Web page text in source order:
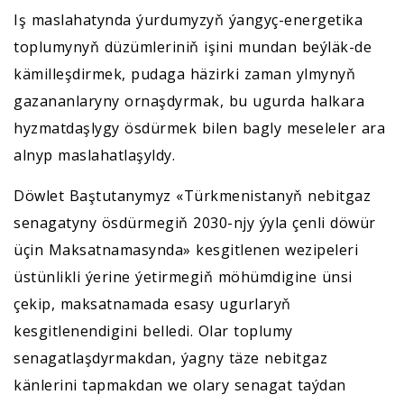
Iş maslahatynda ýurdumyzyň ýangyç-energetika
toplumynyň düzümleriniň işini mundan beýläk-de
kämilleşdirmek, pudaga häzirki zaman ylmynyň
gazananlaryny ornaşdyrmak, bu ugurda halkara
hyzmatdaşlygy ösdürmek bilen bagly meseleler ara
alnyp maslahatlaşyldy.
Döwlet Baştutanymyz «Türkmenistanyň nebitgaz
senagatyny ösdürmegiň 2030-njy ýyla çenli döwür
üçin Maksatnamasynda» kesgitlenen wezipeleri
üstünlikli ýerine ýetirmegiň möhümdigine ünsi
çekip, maksatnamada esasy ugurlaryň
kesgitlenendigini belledi. Olar toplumy
senagatlaşdyrmakdan, ýagny täze nebitgaz
känlerini tapmakdan we olary senagat taýdan